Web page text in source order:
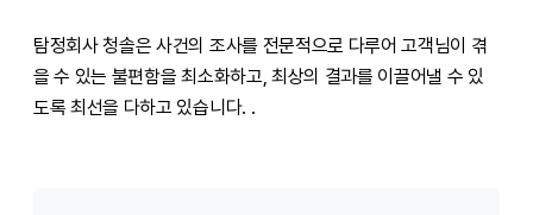
탐정회사 청솔은 사건의 조사를 전문적으로 다루어 고객님이 겪
을 수 있는 불편함을 최소화하고, 최상의 결과를 이끌어낼 수 있
도록 최선을 다하고 있습니다. .